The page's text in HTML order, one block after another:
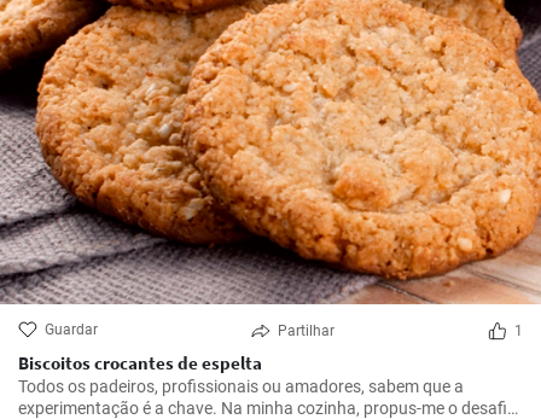
Guardar Partilhar 1
Biscoitos crocantes de espelta
Todos os padeiros, profissionais ou amadores, sabem que a
experimentação é a chave. Na minha cozinha, propus-me o desafio